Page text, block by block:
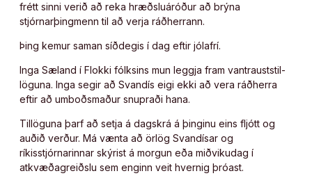
frétt sinni verið að reka hræðsluáróður að brýna
stjórnarþingmenn til að verja ráðherrann.
Þing kemur saman síðdegis í dag eftir jólafrí.
Inga Sæland í Flokk­i fólks­ins mun leggja fram van­traust­stil­
löguna. Inga segir að Svandís eigi ekki að vera ráðherra
eftir að umboðsmaður snupraði hana.
Tillöguna þarf að setja á dagskrá á þinginu eins fljótt og
auðið verður. Má vænta að örlög Svandísar og
ríkisstjórnarinnar skýrist á morgun eða miðvikudag í
atkvæðagreiðslu sem enginn veit hvernig þróast.